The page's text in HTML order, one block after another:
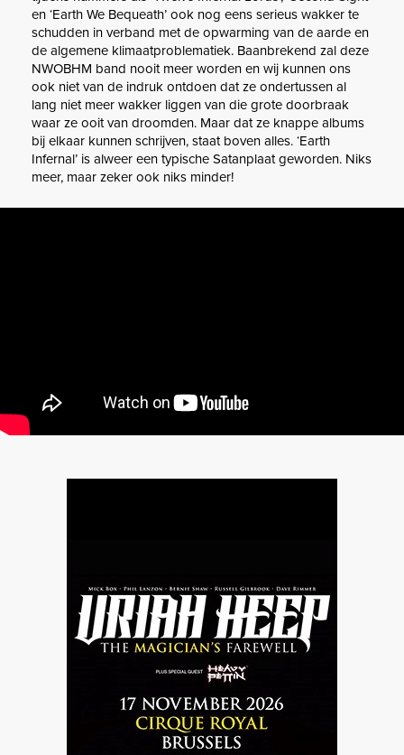
en ‘Earth We Bequeath’ ook nog eens serieus wakker te
schudden in verband met de opwarming van de aarde en
de algemene klimaatproblematiek. Baanbrekend zal deze
NWOBHM band nooit meer worden en wij kunnen ons
ook niet van de indruk ontdoen dat ze ondertussen al
lang niet meer wakker liggen van die grote doorbraak
waar ze ooit van droomden. Maar dat ze knappe albums
bij elkaar kunnen schrijven, staat boven alles. ‘Earth
Infernal’ is alweer een typische Satanplaat geworden. Niks
meer, maar zeker ook niks minder!